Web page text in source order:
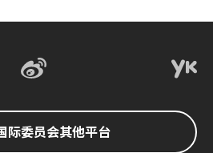
际委员会其他平台